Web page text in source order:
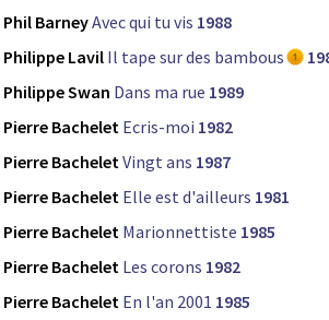
Phil BarneyAvec qui tu vis 1988
Philippe Lavil Il tape sur des bambous
Philippe Swan Dans ma rue 1989
Pierre Bachelet Ecris-moi 1982
Pierre BacheletVingt ans 1987
Pierre Bachelet Elle est d'ailleurs 1981
Pierre Bachelet Marionnettiste 1985
Pierre Bachelet Les corons 1982
Pierre Bachelet En l'an 2001 1985